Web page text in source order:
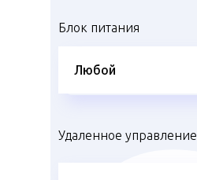
Блок питания
Удаленное управление